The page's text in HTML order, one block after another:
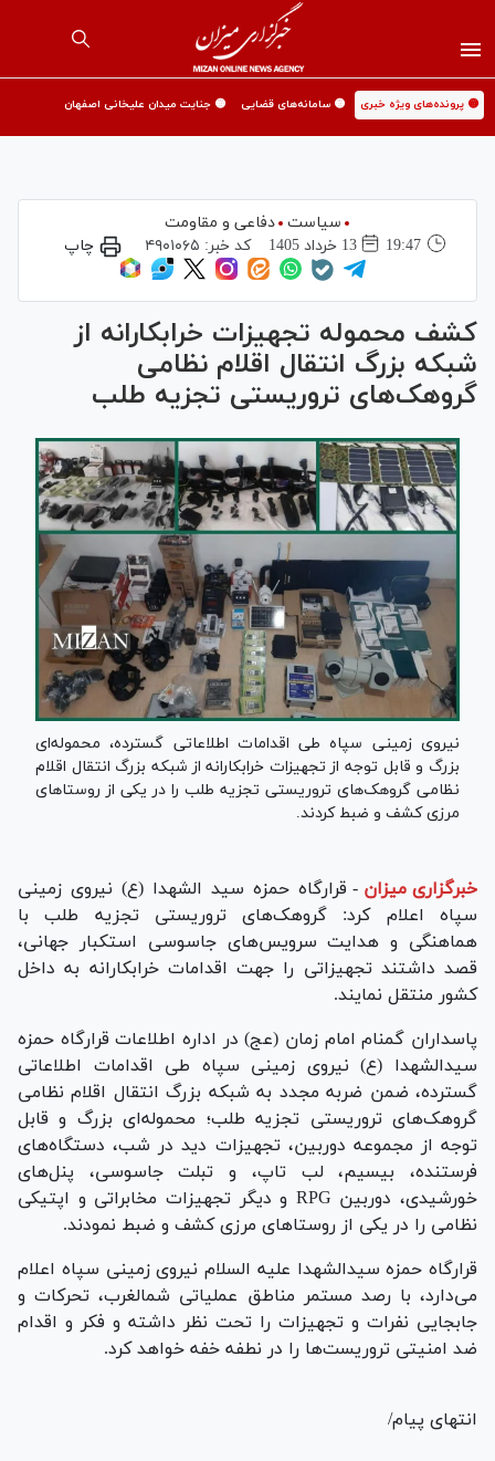
🟡 پرونده‌های ویژه خبری 🟡 سامانه‌های قضایی 🟡 جنایت میدان علیخانی اصفهان
سیاست
دفاعی و مقاومت
19:47
13 خرداد 1405 کد خبر: ۴۹۰۱۰۶۵ چاپ
کشف محموله تجهیزات خرابکارانه از
شبکه بزرگ انتقال اقلام نظامی
گروهک‌های تروریستی تجزیه طلب
نیروی زمینی سپاه طی اقدامات اطلاعاتی گسترده، محموله‌ای
بزرگ و قابل توجه از تجهیزات خرابکارانه از شبکه بزرگ انتقال اقلام
نظامی گروهک‌های تروریستی تجزیه طلب را در یکی از روستا‌های
مرزی کشف و ضبط کردند.
خبرگزاری میزان - قرارگاه حمزه سید الشهدا (ع) نیروی زمینی
سپاه اعلام کرد: گروهک‌های تروریستی تجزیه طلب با
هماهنگی و هدایت سرویس‌های جاسوسی استکبار جهانی،
قصد داشتند تجهیزاتی را جهت اقدامات خرابکارانه به داخل
کشور منتقل نمایند.
پاسداران گمنام امام زمان (عج) در اداره اطلاعات قرارگاه حمزه
سیدالشهدا (ع) نیروی زمینی سپاه طی اقدامات اطلاعاتی
گسترده، ضمن ضربه مجدد به شبکه بزرگ انتقال اقلام نظامی
گروهک‌های تروریستی تجزیه طلب؛ محموله‌ای بزرگ و قابل
توجه از مجموعه دوربین، تجهیزات دید در شب، دستگاه‌های
فرستنده، بیسیم، لب تاپ، و تبلت جاسوسی، پنل‌های
خورشیدی، دوربین RPG و دیگر تجهیزات مخابراتی و اپتیکی
نظامی را در یکی از روستا‌های مرزی کشف و ضبط نمودند.
قرارگاه حمزه سیدالشهدا علیه السلام نیروی زمینی سپاه اعلام
می‌دارد، با رصد مستمر مناطق عملیاتی شمالغرب، تحرکات و
جابجایی نفرات و تجهیزات را تحت نظر داشته و فکر و اقدام
ضد امنیتی تروریست‌ها را در نطفه خفه خواهد کرد.
انتهای پیام/